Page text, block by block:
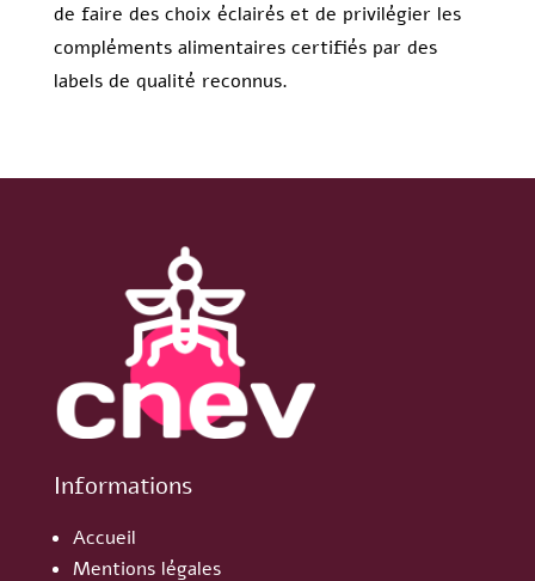
de faire des choix éclairés et de privilégier les
compléments alimentaires certifiés par des
labels de qualité reconnus.
Informations
Accueil
Mentions légales